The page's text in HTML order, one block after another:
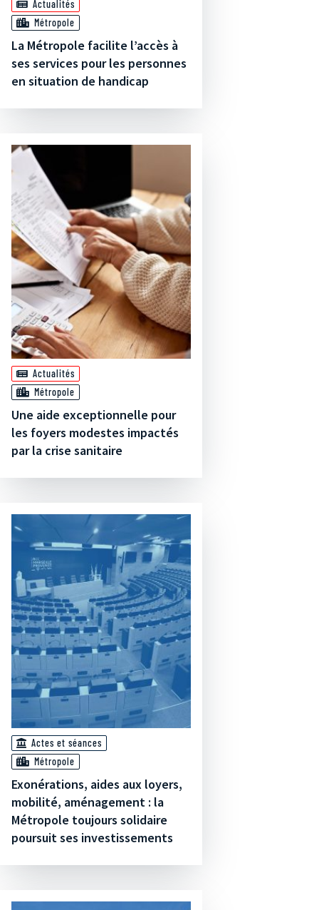
Actualités
Métropole
La Métropole facilite l’accès à
ses services pour les personnes
en situation de handicap
Actualités
Métropole
Une aide exceptionnelle pour
les foyers modestes impactés
par la crise sanitaire
Actes et séances
Métropole
Exonérations, aides aux loyers,
mobilité, aménagement : la
Métropole toujours solidaire
poursuit ses investissements